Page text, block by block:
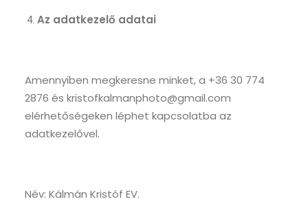
Az adatkezelő adatai
Amennyiben megkeresne minket, a +36 30 774
2876 és kristofkalmanphoto@gmail.com
elérhetőségeken léphet kapcsolatba az
adatkezelővel.
Név: Kálmán Kristóf EV.